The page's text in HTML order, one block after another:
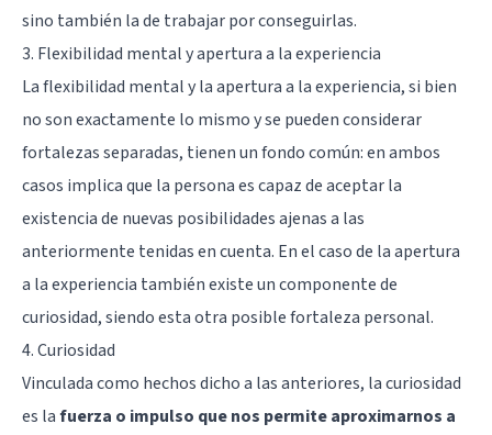
sino también la de trabajar por conseguirlas.
3. Flexibilidad mental y apertura a la experiencia
La flexibilidad mental y la apertura a la experiencia, si bien
no son exactamente lo mismo y se pueden considerar
fortalezas separadas, tienen un fondo común: en ambos
casos implica que la persona es capaz de aceptar la
existencia de nuevas posibilidades ajenas a las
anteriormente tenidas en cuenta. En el caso de la apertura
a la experiencia también existe un componente de
curiosidad, siendo esta otra posible fortaleza personal.
4. Curiosidad
Vinculada como hechos dicho a las anteriores, la curiosidad
es lafuerza o impulso que nos permite aproximarnos a